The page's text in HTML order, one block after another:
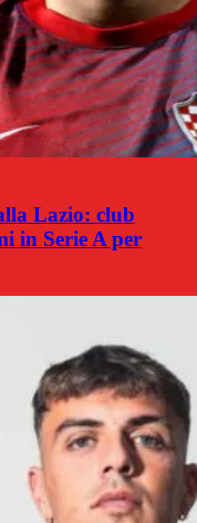
Lazio: club
in Serie A per